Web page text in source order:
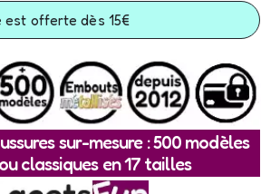
est offerte dès 15€
sur-mesure : 500 modèles
classiques en 17 tailles